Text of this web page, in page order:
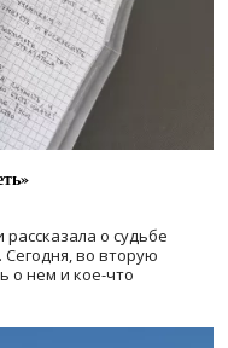
о судьбе
во вторую
о нем и кое-что